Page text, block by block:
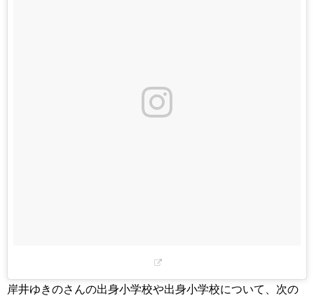
岸井ゆきのさんの出身小学校や出身小学校について、次の